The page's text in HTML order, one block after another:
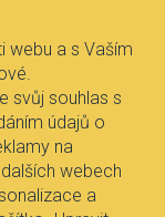
webu a s Vaším
svůj souhlas s
údajů o
na
webech
a